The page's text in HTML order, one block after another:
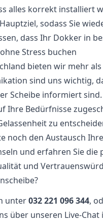
alles korrekt installiert
sodass Sie
dass Ihr Dokker in
Stress buchen
bieten wir mehr
sind uns wichtig,
Scheibe informiert sind.
Ihre Bedürfnisse
zu
noch den Austausch
und erfahren Sie
und
unter032 221 096 344,
über unseren Live-